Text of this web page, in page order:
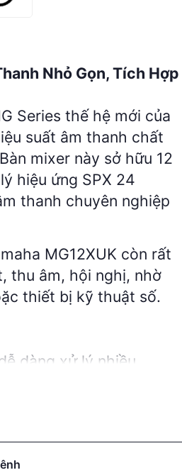
Nhỏ Gọn, Tích Hợp
Series thế hệ mới của
suất âm thanh chất
mixer này sở hữu 12
hiệu ứng SPX 24
thanh chuyên nghiệp
MG12XUK còn rất
thu âm, hội nghị, nhờ
thiết bị kỹ thuật số.
dàng xử lý nhiều
tiếp vào máy tính với
delay, chorus,